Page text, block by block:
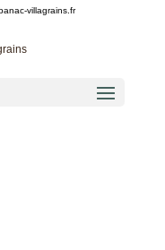
villagrains.fr